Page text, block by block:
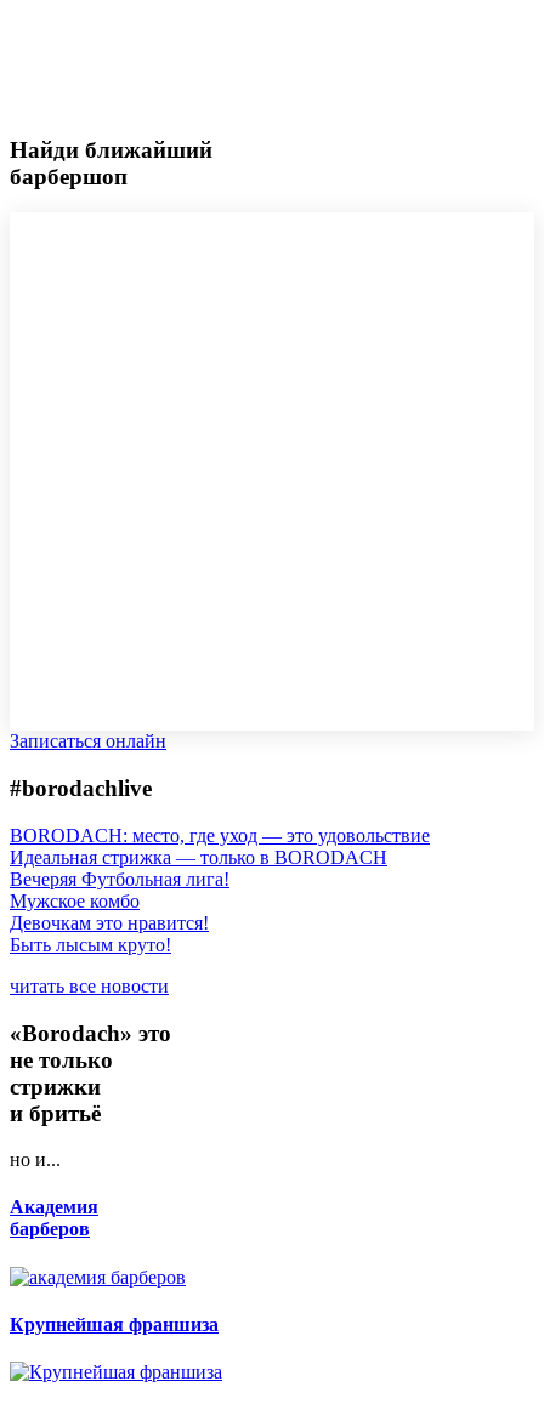
Найди ближайший
барбершоп
Записаться онлайн
#borodachlive
BORODACH: место, где уход — это удовольствие
Идеальная стрижка — только в BORODACH
Вечеряя Футбольная лига!
Мужское комбо
Девочкам это нравится!
Быть лысым круто!
читать все новости
«Borodach» это
не только
стрижки
и бритьё
но и...
Академия
барберов
Крупнейшая франшиза